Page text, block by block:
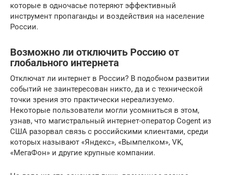
которые в одночасье потеряют эффективный
инструмент пропаганды и воздействия на население
России.
Возможно ли отключить Россию от
глобального интернета
Отключат ли интернет в России? В подобном развитии
событий не заинтересован никто, да и с технической
точки зрения это практически нереализуемо.
Некоторые пользователи могли усомниться в этом,
узнав, что магистральный интернет-оператор Cogent из
США разорвал связь с российскими клиентами, среди
которых называют «Яндекс», «Вымпелком», VK,
«МегаФон» и другие крупные компании.